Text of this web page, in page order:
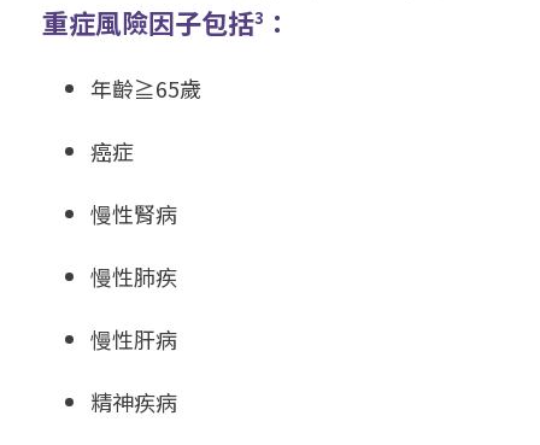
重症風險因子包括3 ：
年齡≧65歲
癌症
慢性腎病
慢性肺疾
慢性肝病
精神疾病